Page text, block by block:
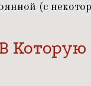
(с